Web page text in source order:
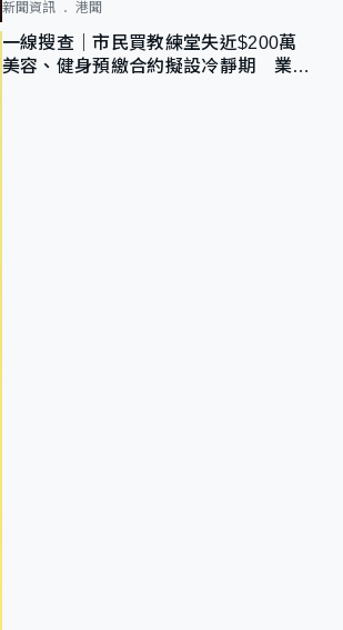
新聞資訊 港聞
一線搜查｜市民買教練堂失近$200萬
美容、健身預繳合約擬設冷靜期 業界